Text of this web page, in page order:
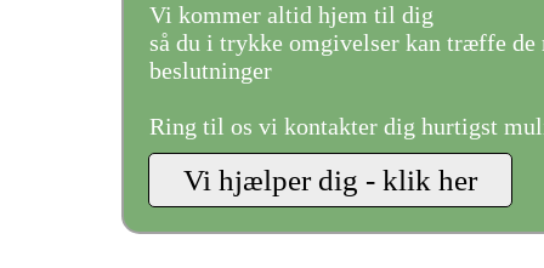
Vi kommer altid hjem til dig
så du i trykke omgivelser kan træffe de
beslutninger
Ring til os vi kontakter dig hurtigst